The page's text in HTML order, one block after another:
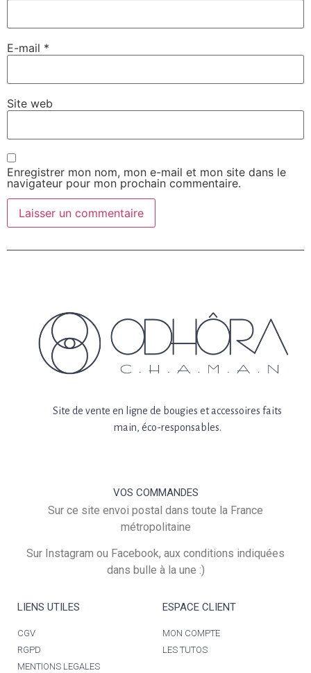
E-mail *
Site web
Enregistrer mon nom, mon e-mail et mon site dans le
navigateur pour mon prochain commentaire.
Site de vente en ligne de bougies et accessoires faits
main, éco-responsables.
VOS COMMANDES
Sur ce site envoi postal dans toute la France
métropolitaine
Sur Instagram ou Facebook, aux conditions indiquées
dans bulle à la une :)
LIENS UTILES
CGV
RGPD
MENTIONS LEGALES
ESPACE CLIENT
MON COMPTE
LES TUTOS